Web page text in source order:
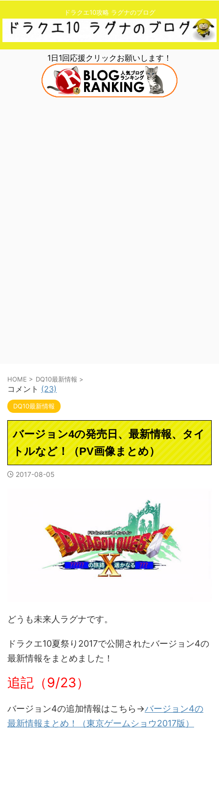
ドラクエ10攻略 ラグナのブログ
1日1回応援クリックお願いします！
HOME > DQ10最新情報 >
コメント (23)
DQ10最新情報
バージョン4の発売日、最新情報、タイ
トルなど！（PV画像まとめ）
2017-08-05
どうも未来人ラグナです。
ドラクエ10夏祭り2017で公開されたバージョン4の
最新情報をまとめました！
追記（9/23）
バージョン4の追加情報はこちら→バージョン4の
最新情報まとめ！（東京ゲームショウ2017版）